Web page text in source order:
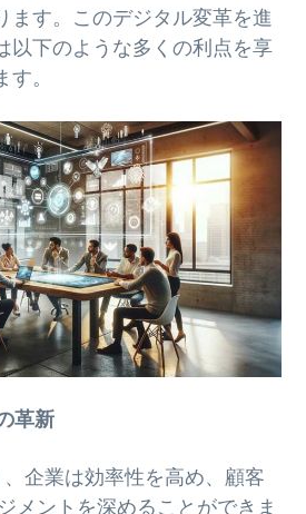
ます。このデジタル変革を進
以下のような多くの利点を享
。
革新
企業は効率性を高め、顧客
メントを深めることができま